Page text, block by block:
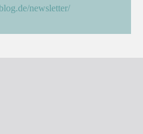
newsletter/